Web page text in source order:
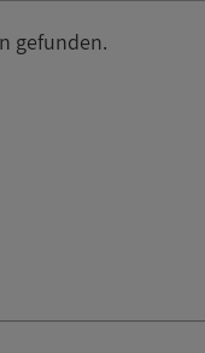
gefunden.